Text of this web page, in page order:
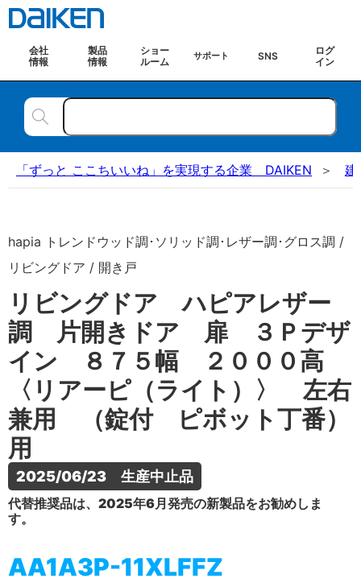
会社
情報
製品
情報
ショー
ルーム
サポート SNS
ログ
イン
「ずっと ここちいいね」を実現する企業 DAIKEN 建
hapia トレンドウッド調･ソリッド調･レザー調･グロス調 /
リビングドア / 開き戸
リビングドア ハピアレザー
調 片開きドア 扉 ３Ｐデザ
イン ８７５幅 ２０００高
〈リアーピ（ライト）〉 左右
兼用 （錠付 ピボット丁番）
用
2025/06/23　生産中止品
代替推奨品は、2025年6月発売の新製品をお勧めしま
す。
AA1A3P-11XLFFZ